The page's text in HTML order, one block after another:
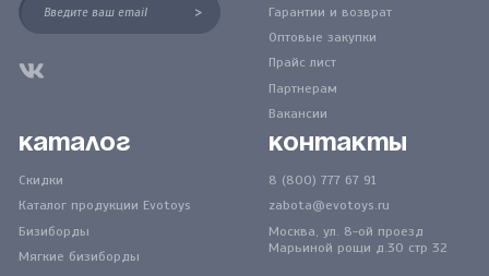
>
Гарантии и возврат
Оптовые закупки
Прайс лист
Партнерам
Вакансии
Каталог
Скидки
Каталог продукции Evotoys
Бизиборды
Мягкие бизиборды
Контакты
8 (800) 777 67 91
zabota@evotoys.ru
Москва, ул. 8-ой проезд
Марьиной рощи д.30 стр 32